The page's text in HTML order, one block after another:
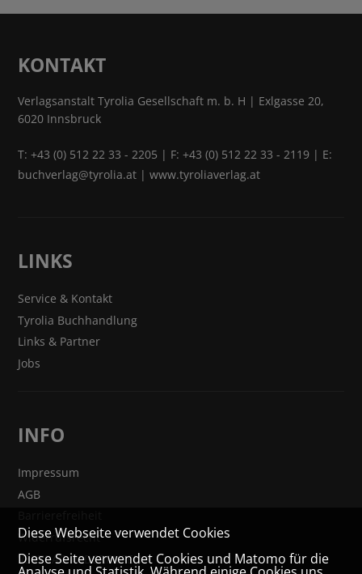
KONTAKT
Verlagsanstalt Tyrolia Gesellschaft m. b. H | Exlgasse 20,
6020 Innsbruck
T:+43 (0) 512 22 33 - 2205 | F: +43 (0) 512 22 33 - 2119 | E:
buchverlag@tyrolia.at |www.tyroliaverlag.at
LINKS
Service & Kontakt
Tyrolia Buchhandlung
Links & Partner
Jobs
INFO
Impressum
AGB
Widerrufsrecht
VERTRAG WIDERRUFEN
Diese Webseite verwendet Cookies
Diese Seite verwendet Cookies und Matomo für die